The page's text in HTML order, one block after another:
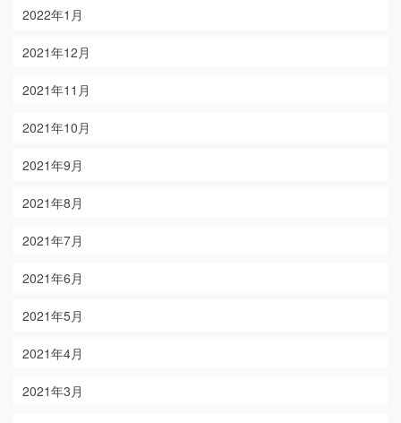
2022年1月
2021年12月
2021年11月
2021年10月
2021年9月
2021年8月
2021年7月
2021年6月
2021年5月
2021年4月
2021年3月